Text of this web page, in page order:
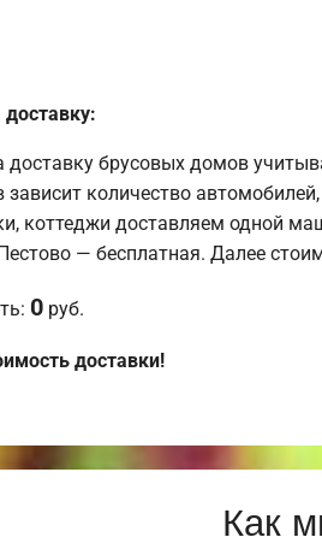
брусовых домов
количество
коттеджи доставляем одной
— бесплатная. Далее
0 руб.
доставки!
Как